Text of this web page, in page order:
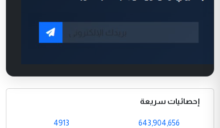
إحصائيات سريعة
643,904,656
4913